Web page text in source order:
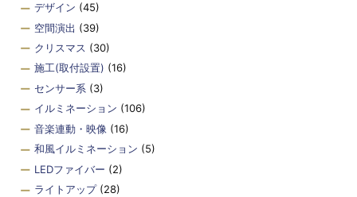
デザイン (45)
空間演出 (39)
クリスマス (30)
施工(取付設置) (16)
センサー系 (3)
イルミネーション (106)
音楽連動・映像 (16)
和風イルミネーション (5)
LEDファイバー (2)
ライトアップ(28)